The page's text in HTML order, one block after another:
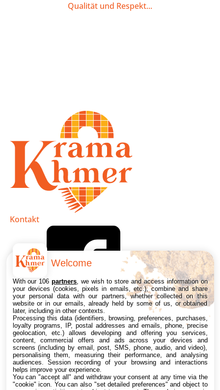
Qualität und Respekt...
Kontakt
Welcome
With our 106partners , we wish to store and access information on
your devices (cookies, pixels in emails, etc.), combine and share
your personal data with our partners, whether collected on this
website or in our emails, already held by some of us, or obtained
later, including in other contexts.
Processing this data (identifiers, browsing, preferences, purchases,
loyalty programs, IP, postal addresses and emails, phone, precise
geolocation, etc.) allows developing and offering you services,
content, commercial offers and ads across your devices and
screens (including by email, post, SMS, phone, audio, and video),
personalising them, measuring their performance, and analysing
audiences. Session recording of your browsing and interactions
helps improve your experience.
You can "accept all" and withdraw your consent at any time via the
"cookie" icon . You can also "set detailed preferences" and object to